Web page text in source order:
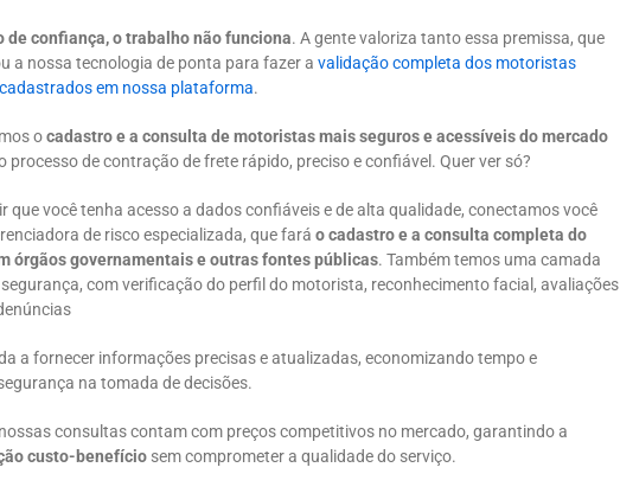
de confiança, o trabalho não funciona. A gente valoriza tanto essa premissa, que
a nossa tecnologia de ponta para fazer a validação completa dos motoristas
em nossa plataforma.
ocadastro e a consulta de motoristas mais seguros e acessíveis do mercado
processo de contração de frete rápido, preciso e confiável. Quer ver só?
que você tenha acesso a dados confiáveis e de alta qualidade, conectamos você
de risco especializada, que fará o cadastro e a consulta completa do
órgãos governamentais e outras fontes públicas. Também temos uma camada
com verificação do perfil do motorista, reconhecimento facial, avaliações
a fornecer informações precisas e atualizadas, economizando tempo e
na tomada de decisões.
consultas contam com preços competitivos no mercado, garantindo a
custo-benefício sem comprometer a qualidade do serviço.